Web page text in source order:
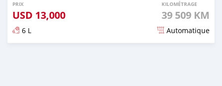
PRIX
USD 13,000
KILOMÉTRAGE
39 509 KM
6 L Automatique